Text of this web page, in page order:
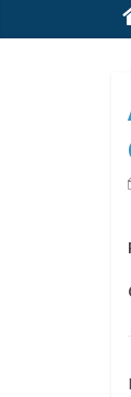
en
un